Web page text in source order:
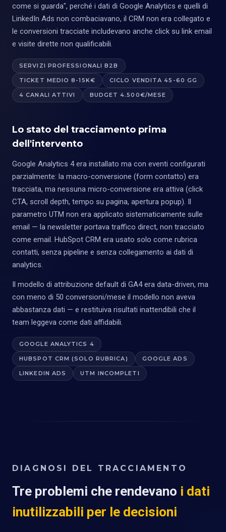
come si guarda", perché i dati di Google Analytics e quelli di
LinkedIn Ads non combaciavano, il CRM non era collegato e
le conversioni tracciate includevano anche click su link email
e visite dirette non qualificabili.
SERVIZI PROFESSIONALI B2B
TICKET MEDIO 8-15K€ CICLO VENDITA 45-60 GG
4 CANALI ATTIVI BUDGET 4.500€/MESE
Lo stato del tracciamento prima
dell'intervento
Google Analytics 4 era installato ma con eventi configurati
parzialmente: la macro-conversione (form contatto) era
tracciata, ma nessuna micro-conversione era attiva (click
CTA, scroll depth, tempo su pagina, apertura popup). Il
parametro UTM non era applicato sistematicamente sulle
email — la newsletter portava traffico direct, non tracciato
come email. HubSpot CRM era usato solo come rubrica
contatti, senza pipeline e senza collegamento ai dati di
analytics.
Il modello di attribuzione default di GA4 era data-driven, ma
con meno di 50 conversioni/mese il modello non aveva
abbastanza dati — e restituiva risultati inattendibili che il
team leggeva come dati affidabili.
GOOGLE ANALYTICS 4
HUBSPOT CRM (SOLO RUBRICA) GOOGLE ADS
LINKEDIN ADS UTM INCOMPLETI
DIAGNOSI DEL TRACCIAMENTO
Tre problemi che rendevano i dati
inutilizzabili per le decisioni